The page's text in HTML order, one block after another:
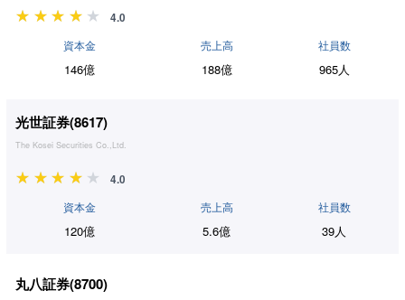
4.0
資本金
146億
売上高
188億
社員数
965人
光世証券(8617)
The Kosei Securities Co.,Ltd.
4.0
資本金
120億
売上高
5.6億
社員数
39人
丸八証券(8700)